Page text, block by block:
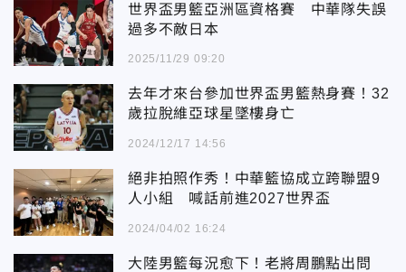
世界盃男籃亞洲區資格賽 中華隊失誤
過多不敵日本
2025/11/29 09:20
去年才來台參加世界盃男籃熱身賽！32
歲拉脫維亞球星墜樓身亡
2024/12/17 14:56
絕非拍照作秀！中華籃協成立跨聯盟9
人小組 喊話前進2027世界盃
2024/04/02 16:24
大陸男籃每況愈下！老將周鵬點出問